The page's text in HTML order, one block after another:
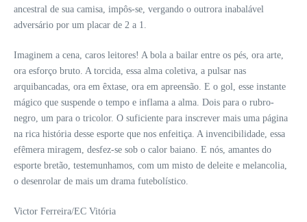
ancestral de sua camisa, impôs-se, vergando o outrora inabalável
adversário por um placar de 2 a 1.
Imaginem a cena, caros leitores! A bola a bailar entre os pés, ora arte,
ora esforço bruto. A torcida, essa alma coletiva, a pulsar nas
arquibancadas, ora em êxtase, ora em apreensão. E o gol, esse instante
mágico que suspende o tempo e inflama a alma. Dois para o rubro-
negro, um para o tricolor. O suficiente para inscrever mais uma página
na rica história desse esporte que nos enfeitiça. A invencibilidade, essa
efêmera miragem, desfez-se sob o calor baiano. E nós, amantes do
esporte bretão, testemunhamos, com um misto de deleite e melancolia,
o desenrolar de mais um drama futebolístico.
Victor Ferreira/EC Vitória